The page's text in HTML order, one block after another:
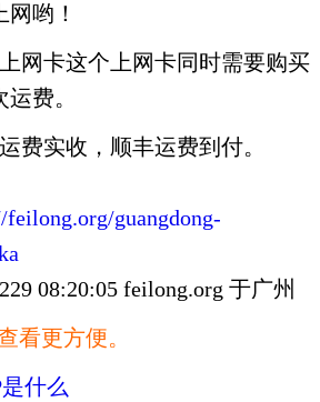
哟！
网卡这个上网卡同时需要购买
费。
费实收，顺丰运费到付。
feilong.org/guangdong-
08:20:05 feilong.org 于广州
看更方便。
什么